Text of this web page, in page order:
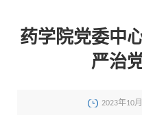
药学院党委中
严治
2023年10